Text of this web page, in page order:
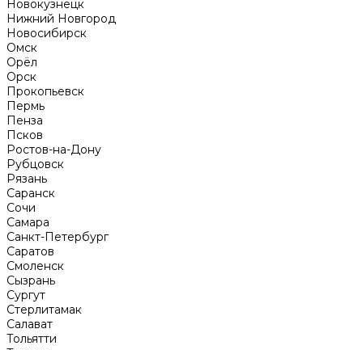
Новокузнецк
Нижний Новгород
Новосибирск
Омск
Орёл
Орск
Прокопьевск
Пермь
Пенза
Псков
Ростов-на-Дону
Рубцовск
Рязань
Саранск
Сочи
Самара
Санкт-Петербург
Саратов
Смоленск
Сызрань
Сургут
Стерлитамак
Салават
Тольятти